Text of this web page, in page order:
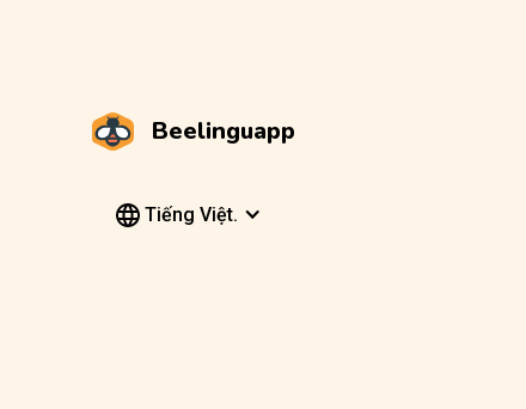
Beelinguapp
Tiếng Việt.